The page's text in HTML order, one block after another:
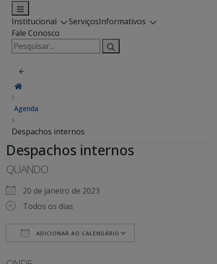
Institucional ServiçosInformativos
Fale Conosco
Pesquisar
por:
Agenda
Despachos internos
Despachos internos
QUANDO
20 de janeiro de 2023
Todos os dias
ADICIONAR AO CALENDÁRIO